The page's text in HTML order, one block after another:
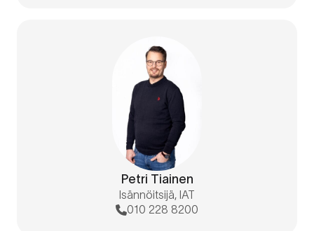
Petri Tiainen
Isännöitsijä, IAT
010 228 8200